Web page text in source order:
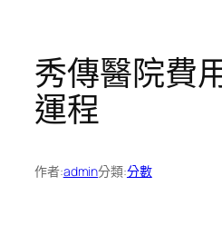
秀傳醫院費
運程
作者:admin分類:分數